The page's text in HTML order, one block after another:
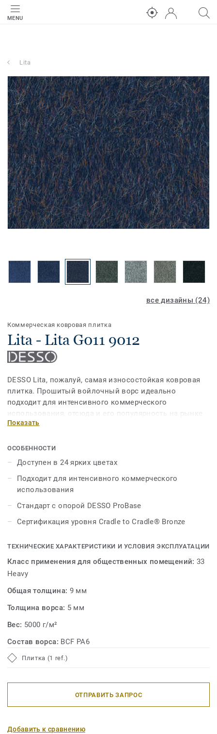
MENU
Lita
все дизайны (24)
Коммерческая ковровая плитка
Lita - Lita G011 9012
DESSO Lita, пожалуй, самая износостойкая ковровая
плитка. Прошитый войлочный ворс идеально
подходит для интенсивного коммерческого
использования, отсюда и его популярность на рынке
недвижимости, на выставках и мероприятиях.
спектре ярких цветов — от насыщенного бирюзового
до слоново-серого, выжженной охры и сиреневого.
Показать
ОСОБЕННОСТИ
Доступен в 24 ярких цветах
Подходит для интенсивного коммерческого
использования
Стандарт с опорой DESSO ProBase
Сертификация уровня Cradle to Cradle® Bronze
ТЕХНИЧЕСКИЕ ХАРАКТЕРИСТИКИ И УСЛОВИЯ ЭКСПЛУАТАЦИИ
Класс применения для общественных помещений:33
Heavy
Общая толщина: 9 мм
Толщина ворса: 5 мм
Вес: 5000 г/м²
Состав ворса: BCF PA6
Плитка (1 ref.)
ОТПРАВИТЬ ЗАПРОС
Добавить к сравнению